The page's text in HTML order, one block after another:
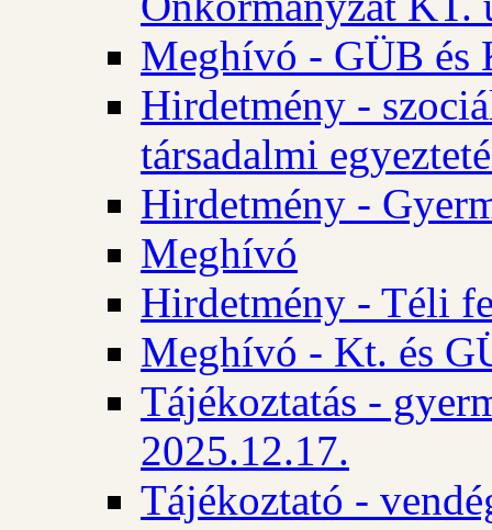
Meghívó - GÜB és
Hirdetmény -
társadalmi
Hirdetmény -
Meghívó
Hirdetmény - Téli
Meghívó - Kt. és
Tájékoztatás -
2025.12.17.
Tájékoztató -